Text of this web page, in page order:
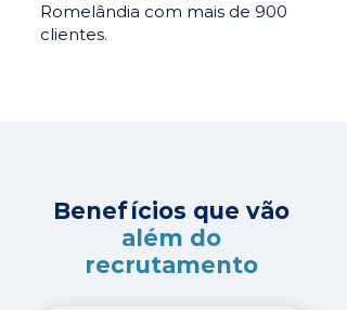
Romelândia com mais de 900
clientes.
Benefícios que vão
além do
recrutamento